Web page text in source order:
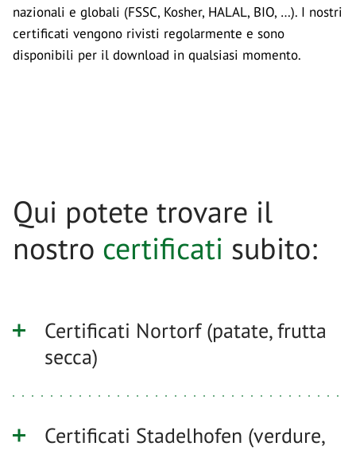
nazionali e globali (FSSC, Kosher, HALAL, BIO, …). I nostri
certificati vengono rivisti regolarmente e sono
disponibili per il download in qualsiasi momento.
Qui potete trovare il
nostro certificati subito:
Certificati Nortorf (patate, frutta
secca)
Certificati Stadelhofen (verdure,